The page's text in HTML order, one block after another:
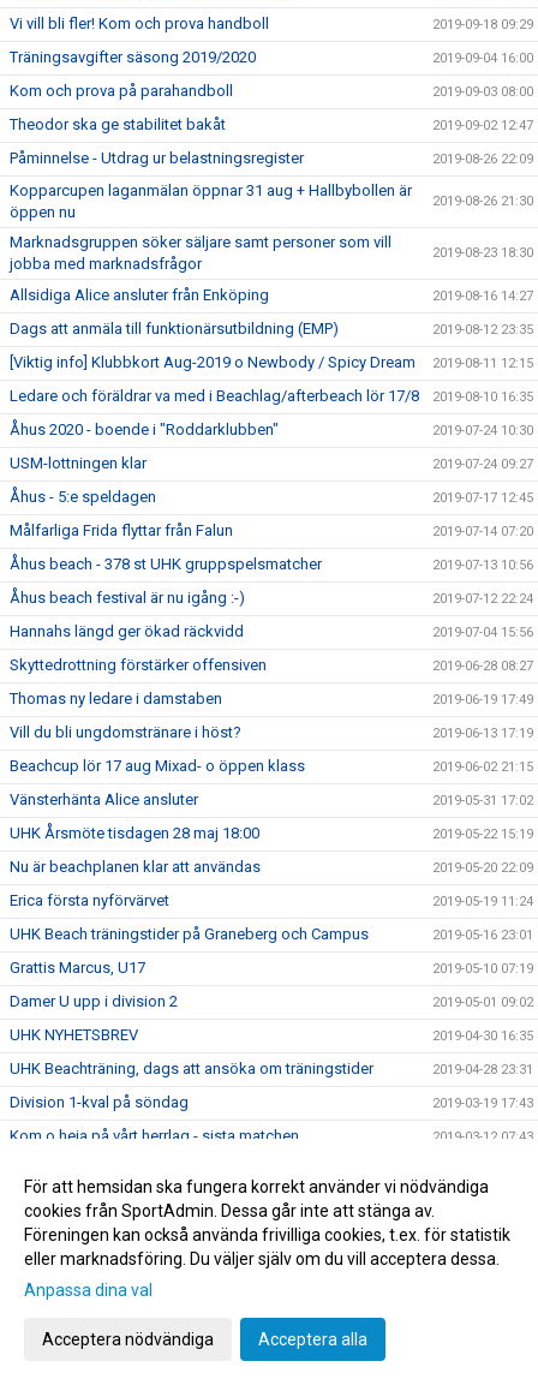
Vi vill bli fler! Kom och prova handboll 2019-09-18 09:29
Träningsavgifter säsong 2019/2020 2019-09-04 16:00
Kom och prova på parahandboll 2019-09-03 08:00
Theodor ska ge stabilitet bakåt 2019-09-02 12:47
Påminnelse - Utdrag ur belastningsregister 2019-08-26 22:09
Kopparcupen laganmälan öppnar 31 aug + Hallbybollen är
öppen nu
2019-08-26 21:30
Marknadsgruppen söker säljare samt personer som vill
jobba med marknadsfrågor
2019-08-23 18:30
Allsidiga Alice ansluter från Enköping 2019-08-16 14:27
Dags att anmäla till funktionärsutbildning (EMP) 2019-08-12 23:35
[Viktig info] Klubbkort Aug-2019 o Newbody / Spicy Dream 2019-08-11 12:15
Ledare och föräldrar va med i Beachlag/afterbeach lör 17/8 2019-08-10 16:35
Åhus 2020 - boende i "Roddarklubben" 2019-07-24 10:30
USM-lottningen klar 2019-07-24 09:27
Åhus - 5:e speldagen 2019-07-17 12:45
Målfarliga Frida flyttar från Falun 2019-07-14 07:20
Åhus beach - 378 st UHK gruppspelsmatcher 2019-07-13 10:56
Åhus beach festival är nu igång :-) 2019-07-12 22:24
Hannahs längd ger ökad räckvidd 2019-07-04 15:56
Skyttedrottning förstärker offensiven 2019-06-28 08:27
Thomas ny ledare i damstaben 2019-06-19 17:49
Vill du bli ungdomstränare i höst? 2019-06-13 17:19
Beachcup lör 17 aug Mixad- o öppen klass 2019-06-02 21:15
Vänsterhänta Alice ansluter 2019-05-31 17:02
UHK Årsmöte tisdagen 28 maj 18:00 2019-05-22 15:19
Nu är beachplanen klar att användas 2019-05-20 22:09
Erica första nyförvärvet 2019-05-19 11:24
UHK Beach träningstider på Graneberg och Campus 2019-05-16 23:01
Grattis Marcus, U17 2019-05-10 07:19
Damer U upp i division 2 2019-05-01 09:02
UHK NYHETSBREV 2019-04-30 16:35
UHK Beachträning, dags att ansöka om träningstider 2019-04-28 23:31
Division 1-kval på söndag 2019-03-19 17:43
Kom o heja på vårt herrlag - sista matchen 2019-03-12 07:43
UHK Beachläger information, veckorna klara !
Turbo - sponsor erbjudande 2019-02-28 08:02
Karro vann "Årets ungdomstränare 2019"
Arbetsgrupp för säkerställa nästa säsongs senior- och
För att hemsidan ska fungera korrekt använder vi nödvändiga
cookies från SportAdmin. Dessa går inte att stänga av.
Föreningen kan också använda frivilliga cookies, t.ex. för statistik
eller marknadsföring. Du väljer själv om du vill acceptera dessa.
Anpassa dina val
Acceptera nödvändiga Acceptera alla